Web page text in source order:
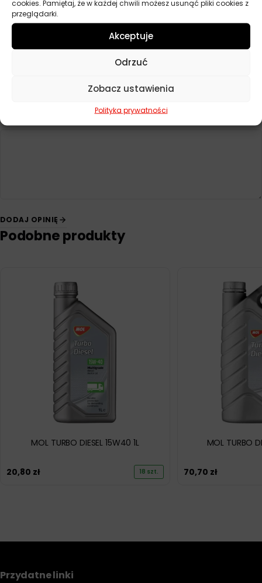
cookies. Pamiętaj, że w każdej chwili możesz usunąć pliki cookies z
przeglądarki.
Akceptuje
Odrzuć
Zobacz ustawienia
Polityka prywatności
Opinie
Na razie nie ma opinii o produkcie.
Dodaj opinię
Twoja opinia
DODAJ OPINIĘ
Podobne produkty
MOL TURBO DIESEL 15W40 1L
20,80 zł 18 szt.
MOL TURBO
70,70 zł
Przydatne linki